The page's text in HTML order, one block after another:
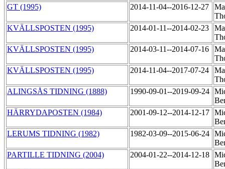
GT (1995)
2014-11-04--2016-12-27
KVÄLLSPOSTEN (1995)
2014-01-11--2014-02-23
KVÄLLSPOSTEN (1995)
2014-03-11--2014-07-16
KVÄLLSPOSTEN (1995)
2014-11-04--2017-07-24
ALINGSÅS TIDNING (1888)
1990-09-01--2019-09-24
HÄRRYDAPOSTEN (1984)
2001-09-12--2014-12-17
LERUMS TIDNING (1982)
1982-03-09--2015-06-24
PARTILLE TIDNING (2004)
2004-01-22--2014-12-18